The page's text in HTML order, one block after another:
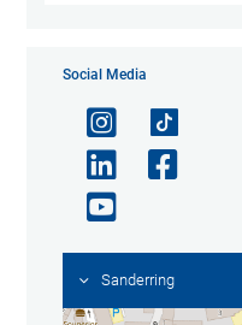
Social Media
Sanderring